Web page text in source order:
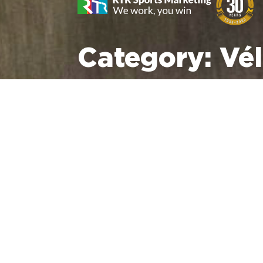
Category: